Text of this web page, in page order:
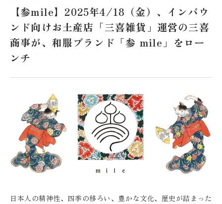
【参mile】2025年4/18（金）、インバウ
ンド向けお土産店「三喜雑貨」運営の三喜
商事が、和服ブランド「参 mile」をロー
ンチ
日本人の精神性、四季の移ろい、豊かな文化、歴史が詰まった